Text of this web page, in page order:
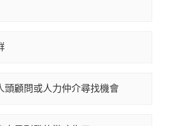
頭顧問或人力仲介尋找機會